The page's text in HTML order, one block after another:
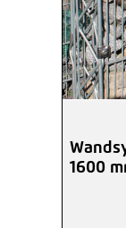
1600